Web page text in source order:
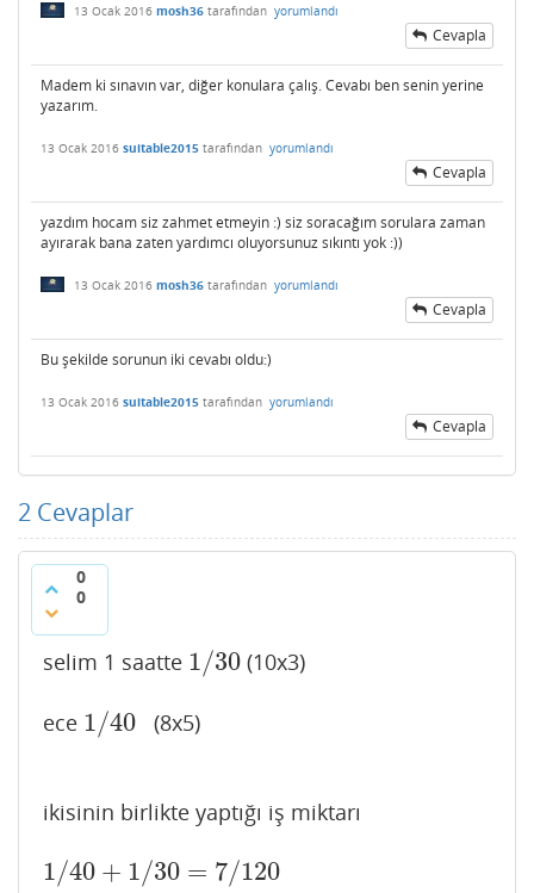
13 Ocak 2016 mosh36 tarafından yorumlandı
Cevapla
Madem ki sınavın var, diğer konulara çalış. Cevabı ben senin yerine
yazarım.
13 Ocak 2016 suitable2015 tarafından yorumlandı
Cevapla
yazdım hocam siz zahmet etmeyin :) siz soracağım sorulara zaman
ayırarak bana zaten yardımcı oluyorsunuz sıkıntı yok :))
13 Ocak 2016 mosh36 tarafından yorumlandı
Cevapla
Bu şekilde sorunun iki cevabı oldu:)
13 Ocak 2016 suitable2015 tarafından yorumlandı
Cevapla
2 Cevaplar
0
0
selim 1 saatte 1/30
1/30 (10x3)
ece 1/40
1/40 (8x5)
ikisinin birlikte yaptığı iş miktarı
1/40 + 1/30 = 7/120
1/40+ 1/30=7/120